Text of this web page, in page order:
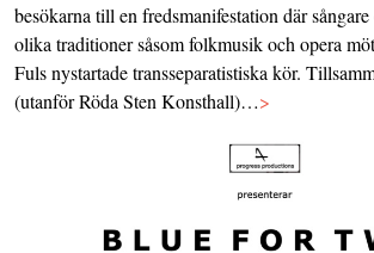
besökarna till en fredsmanifestation där
olika traditioner såsom folkmusik och opera
Fuls nystartade transseparatistiska kör.
(utanför Röda Sten Konsthall)…>